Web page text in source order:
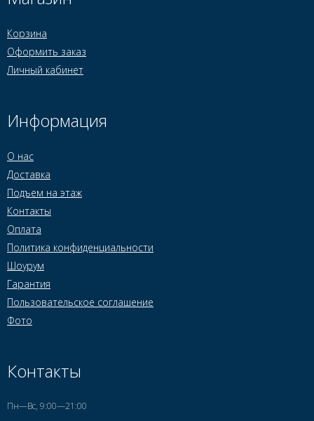
Корзина
Оформить заказ
Личный кабинет
Информация
О нас
Доставка
Подъем на этаж
Контакты
Оплата
Политика конфиденциальности
Шоурум
Гарантия
Пользовательское соглашение
Фото
Контакты
Пн—Вс, 9:00—21:00